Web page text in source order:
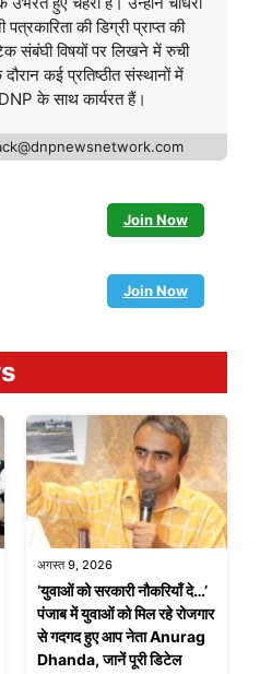
की डिग्री प्राप्त की
संबंघी विषयों पर लिखने में रुची
कई प्रतिष्ठीत संस्थानों में
के साथ कार्यरत हैं।
Join Now
Join Now
अगस्त 9, 2026
‘युवाओं को सरकारी नौकरियाँ दे…’
पंजाब में युवाओं को मिल रहे रोजगार
से गदगद हुए आप नेता Anurag
Dhanda, जानें पूरी डिटेल